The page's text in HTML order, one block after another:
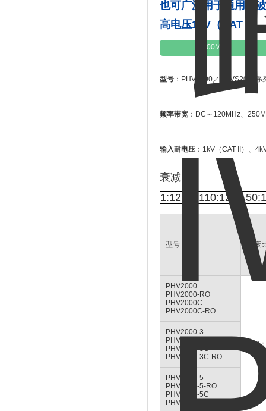
也可广泛用于通用示
高电压1kV（CAT II
400MHz
型号 ：PHV2000／PHVS2000
频率带宽 ：DC～120MHz、
输入耐电压 ：1kV（CAT II）、
衰减比
1:12:15:110:120:150:1
型号 减衰
PHV2000
PHV2000-RO
PHV2000C
PHV2000C-RO
100
PHV2000-3
PHV2000-3-RO
PHV2000-3C
PHV2000-3C-RO
PHV2000-5
PHV2000-5-RO
PHV2000-5C
PHV2000-5C-RO